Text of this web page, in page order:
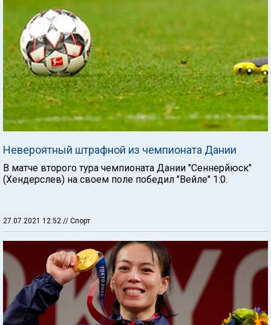
Невероятный штрафной из чемпионата Дании
В матче второго тура чемпионата Дании "Сеннерйюск"
(Хендерслев) на своем поле победил "Вейле" 1:0.
27.07.2021 12:52 // Спорт